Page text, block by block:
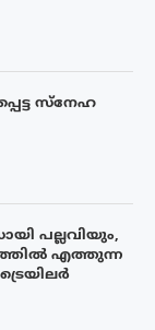
സ്നേഹ
പല്ലവിയും,
എത്തുന്ന